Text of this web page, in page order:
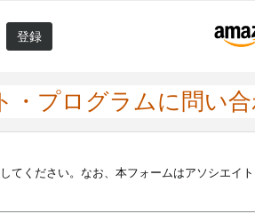
登録
・プログラムに問い
てください。なお、本フォームはアソシエイ